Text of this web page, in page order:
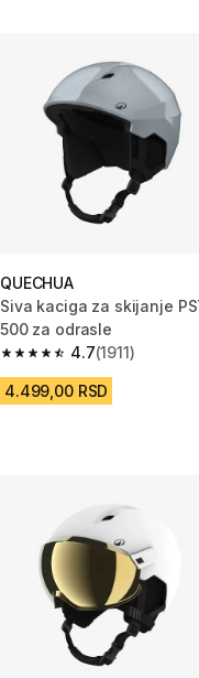
QUECHUA
Siva kaciga za skijanje
500 za odrasle
4.7
4.7 od 5 zvezdica from
(1911)
4.499,00 RSD